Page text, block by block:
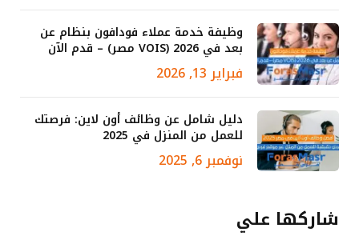
وظيفة خدمة عملاء فودافون بنظام عن
بعد في 2026 (VOIS مصر) – قدم الآن
فبراير 13, 2026
دليل شامل عن وظائف أون لاين: فرصتك
للعمل من المنزل في 2025
نوفمبر 6, 2025
شاركها علي